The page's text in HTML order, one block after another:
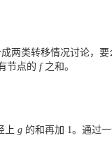
两类转移情况讨论，
节点的 f之和。
上 g 的和再加 1。通过